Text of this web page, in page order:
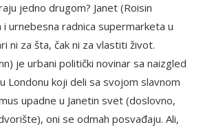
jedno drugom? Janet (Roisin
i urnebesna radnica supermarketa u
ni za šta, čak ni za vlastiti život.
je urbani politički novinar sa naizgled
Londonu koji deli sa svojom slavnom
upadne u Janetin svet (doslovno,
oni se odmah posvađaju. Ali,